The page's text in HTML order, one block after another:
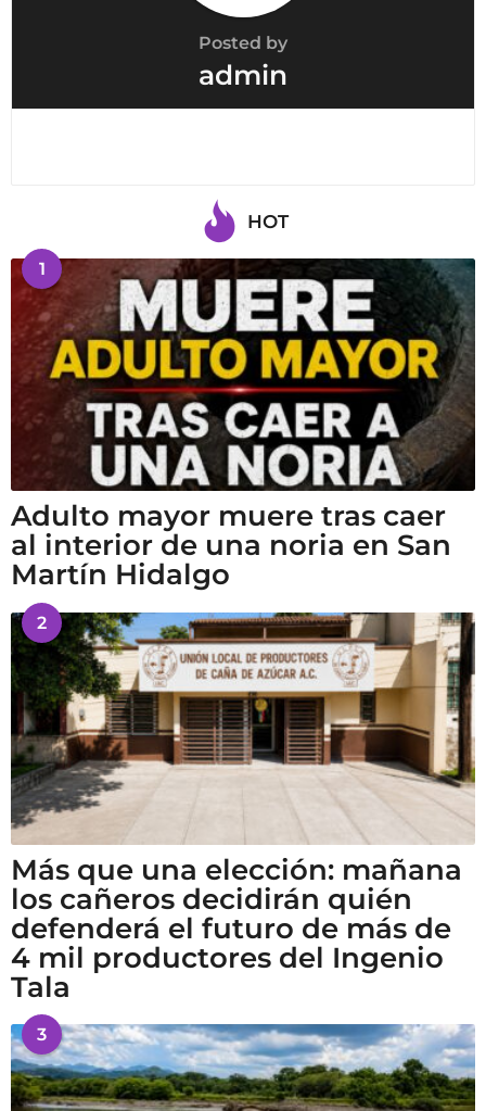
Posted by
admin
HOT
1
Adulto mayor muere tras caer
al interior de una noria en San
Martín Hidalgo
2
Más que una elección: mañana
los cañeros decidirán quién
defenderá el futuro de más de
4 mil productores del Ingenio
Tala
3